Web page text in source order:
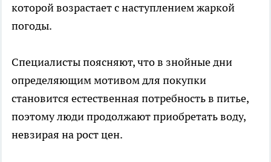
которой возрастает с наступлением жаркой
погоды.
Специалисты поясняют, что в знойные дни
определяющим мотивом для покупки
становится естественная потребность в питье,
поэтому люди продолжают приобретать воду,
невзирая на рост цен.